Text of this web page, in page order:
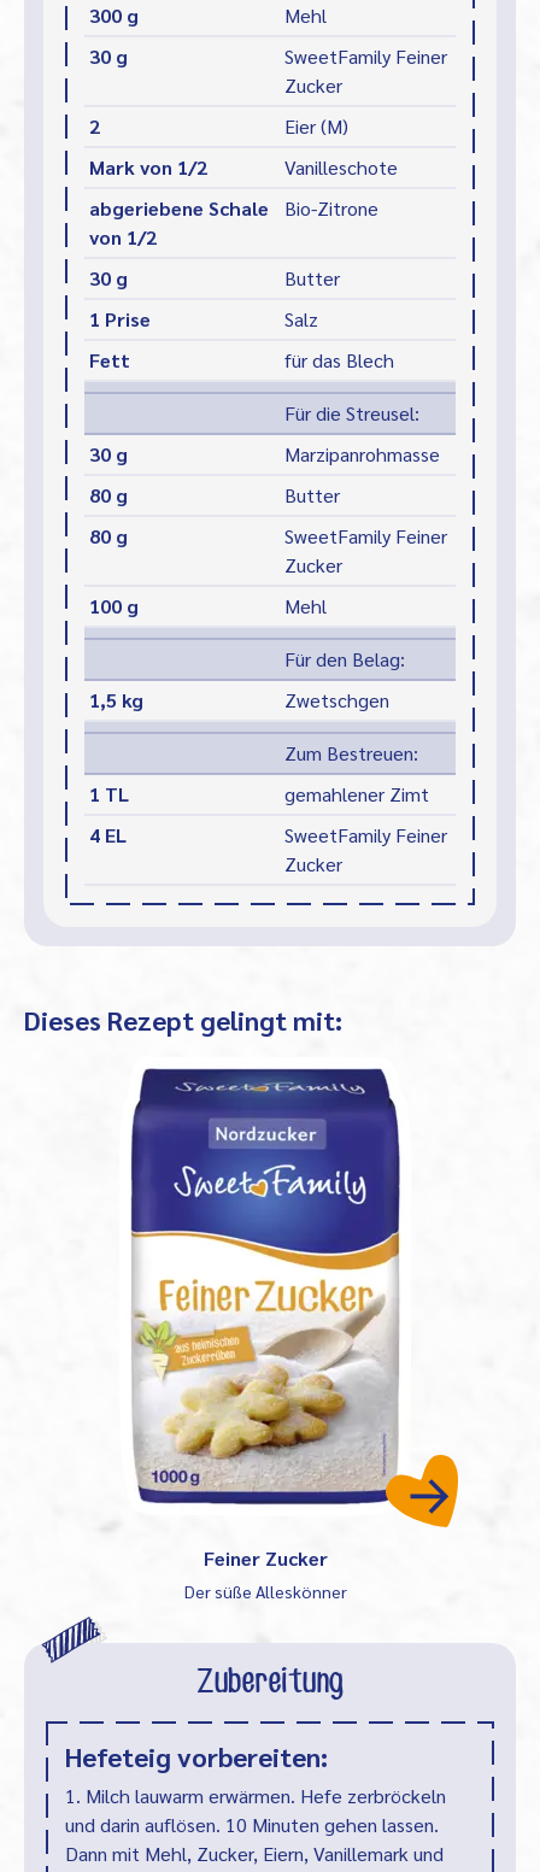
300 g
Mehl
30 g
SweetFamily Feiner
Zucker
2
Eier (M)
Mark von 1/2
Vanilleschote
abgeriebene Schale
von 1/2
Bio-Zitrone
30 g
Butter
1 Prise
Salz
Fett
für das Blech
Für die Streusel:
30 g
Marzipanrohmasse
80 g
Butter
80 g
SweetFamily Feiner
Zucker
100 g
Mehl
Für den Belag:
1,5 kg
Zwetschgen
Zum Bestreuen:
1 TL
gemahlener Zimt
4 EL
SweetFamily Feiner
Zucker
Dieses Rezept gelingt mit:
Feiner Zucker
Der süße Alleskönner
Zubereitung
Hefeteig vorbereiten:
1. Milch lauwarm erwärmen. Hefe zerbröckeln
und darin auflösen. 10 Minuten gehen lassen.
Dann mit Mehl, Zucker, Eiern, Vanillemark und